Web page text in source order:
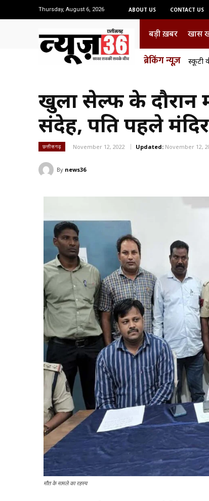
Thursday, August 6, 2026 ABOUT US CONTACT US
बड़ी ख़बर खास
ब्रेकिंग न्यूज़ स्कूटी
खुला सेल्फी के दौरान
संदेह, पति पहले
छत्तीसगढ़ November 12, 2022 Updated: November 12,
By news36
मौत के मामले का रहस्य